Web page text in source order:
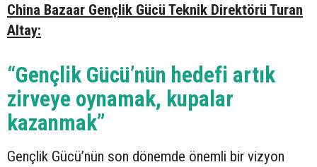
China Bazaar Gençlik Gücü Teknik Direktörü Turan
Altay:
“Gençlik Gücü’nün hedefi artık
zirveye oynamak, kupalar
kazanmak”
Gençlik Gücü’nün son dönemde önemli bir vizyon